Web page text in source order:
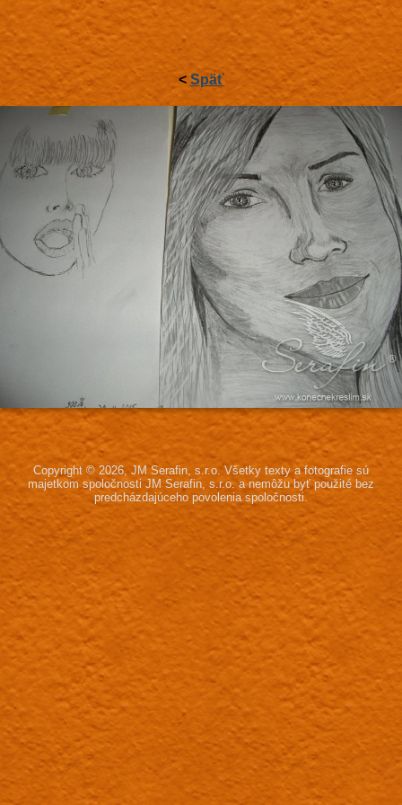
< Späť
Copyright © 2026, JM Serafin, s.r.o. Všetky texty a fotografie sú
majetkom spoločnosti JM Serafin, s.r.o. a nemôžu byť použité bez
predcházdajúceho povolenia spoločnosti.